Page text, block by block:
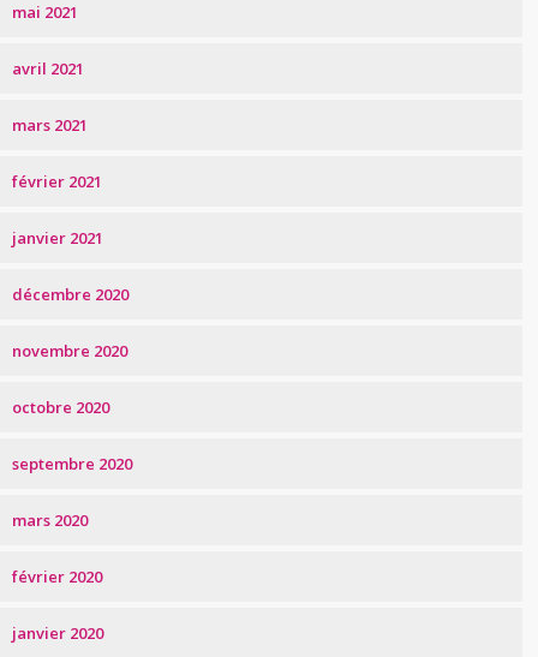
mai 2021
avril 2021
mars 2021
février 2021
janvier 2021
décembre 2020
novembre 2020
octobre 2020
septembre 2020
mars 2020
février 2020
janvier 2020